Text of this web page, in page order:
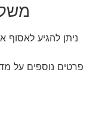
ניתן להגיע
פרטים נוספים על